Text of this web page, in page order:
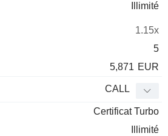
Illimité
1.15x
5
5,871 EUR
CALL
Certificat Turbo
Illimité